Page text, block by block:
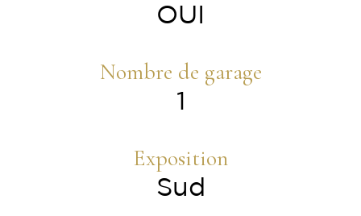
OUI
Nombre de garage
1
Exposition
Sud